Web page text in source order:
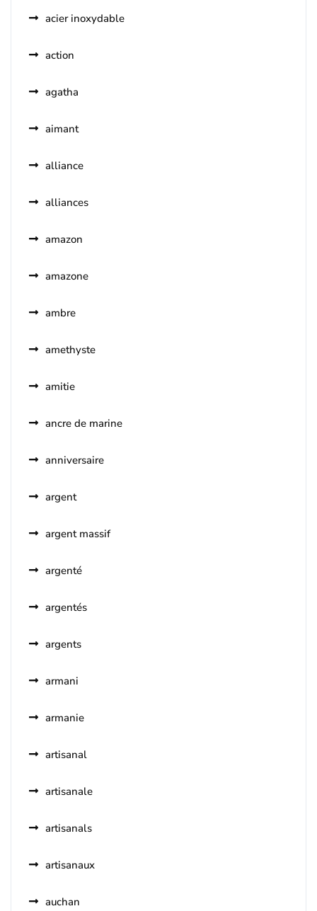
acier inoxydable
action
agatha
aimant
alliance
alliances
amazon
amazone
ambre
amethyste
amitie
ancre de marine
anniversaire
argent
argent massif
argenté
argentés
argents
armani
armanie
artisanal
artisanale
artisanals
artisanaux
auchan